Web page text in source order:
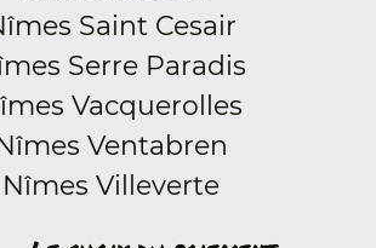
Saint Cesair
Serre Paradis
Vacquerolles
Ventabren
Nîmes Villeverte